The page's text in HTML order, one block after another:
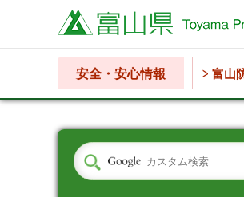
富山県
安全・安心情報 富山